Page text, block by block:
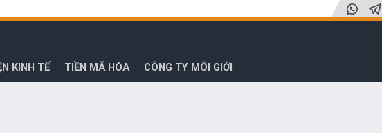
KINH TẾ TIỀN MÃ HÓA CÔNG TY MÔI GIỚI